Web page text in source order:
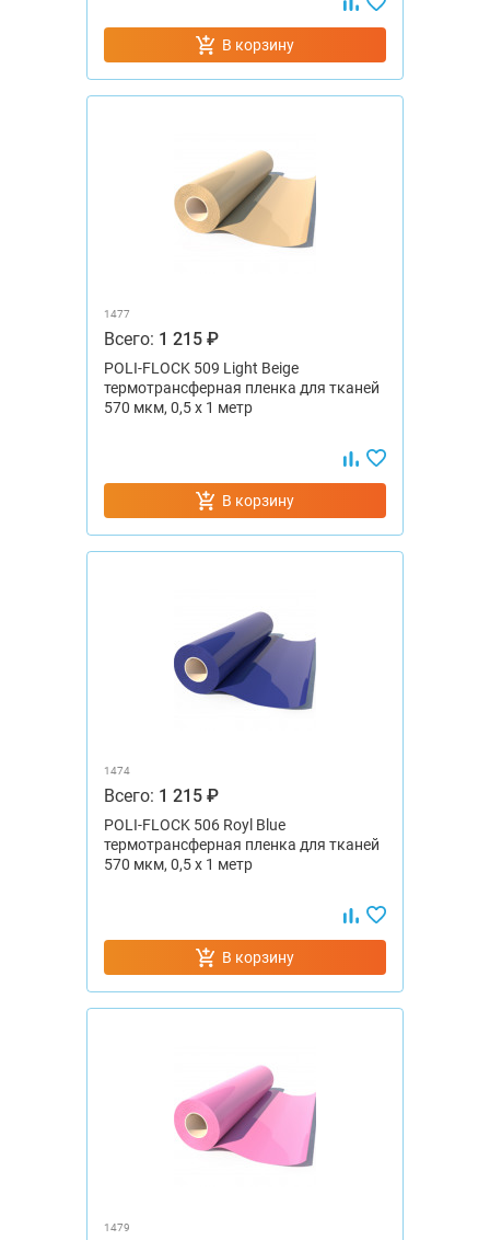
В корзину
1477
Всего: 1 215 ₽
POLI-FLOCK 509 Light Beige
термотрансферная пленка для тканей
570 мкм, 0,5 x 1 метр
В корзину
1474
Всего: 1 215 ₽
POLI-FLOCK 506 Royl Blue
термотрансферная пленка для тканей
570 мкм, 0,5 x 1 метр
В корзину
1479